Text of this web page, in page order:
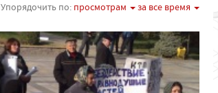
Упорядочить по: просмотрам за все время